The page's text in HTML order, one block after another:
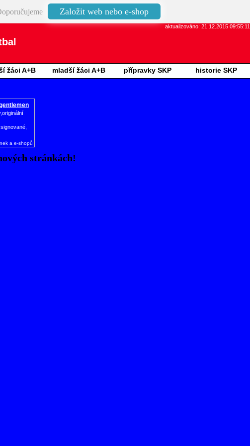
Založit web nebo e-shop
aktualizováno: 21.12.2015 09:55:11
žáci A+B mladší žáci A+B přípravky SKP historie SKP
a e-shopů
stránkách!